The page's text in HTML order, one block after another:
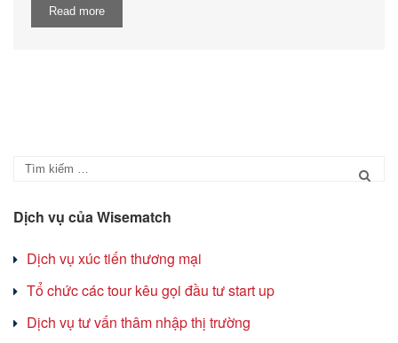
Read more
Dịch vụ của Wisematch
Dịch vụ xúc tiến thương mại
Tổ chức các tour kêu gọi đầu tư start up
Dịch vụ tư vấn thâm nhập thị trường